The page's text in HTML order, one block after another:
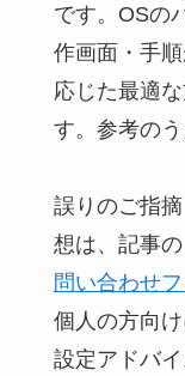
です。OSの
作画面・手
応じた最適
す。参考のう
誤りのご指
想は、記事
問い合わせ
個人の方向
設定アドバイ